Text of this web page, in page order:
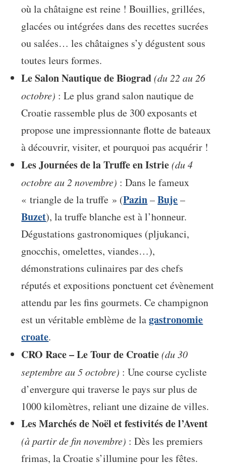
où la châtaigne est reine ! Bouillies, grillées,
glacées ou intégrées dans des recettes sucrées
ou salées… les châtaignes s’y dégustent sous
toutes leurs formes.
Le Salon Nautique de Biograd (du 22 au 26
octobre) : Le plus grand salon nautique de
Croatie rassemble plus de 300 exposants et
propose une impressionnante flotte de bateaux
à découvrir, visiter, et pourquoi pas acquérir !
Les Journées de la Truffe en Istrie (du 4
octobre au 2 novembre) : Dans le fameux
« triangle de la truffe » (Pazin–Buje–
Buzet), la truffe blanche est à l’honneur.
Dégustations gastronomiques (pljukanci,
gnocchis, omelettes, viandes…),
démonstrations culinaires par des chefs
réputés et expositions ponctuent cet évènement
attendu par les fins gourmets. Ce champignon
est un véritable emblème de lagastronomie
croate.
CRO Race – Le Tour de Croatie (du 30
septembre au 5 octobre) : Une course cycliste
d’envergure qui traverse le pays sur plus de
1000 kilomètres, reliant une dizaine de villes.
Les Marchés de Noël et festivités de l’Avent
(à partir de fin novembre) : Dès les premiers
frimas, la Croatie s’illumine pour les fêtes.